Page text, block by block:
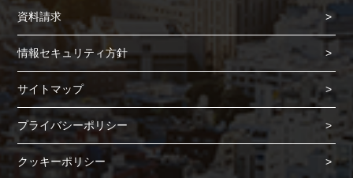
資料請求
情報セキュリティ方針
サイトマップ
プライバシーポリシー
クッキーポリシー
プライバシー情報
お客様が当サイトを訪れると、ブラウザに情報が保存される、またはブラウ
ザに保存された情報が取得されることがあります。情報の主な保存先は
Cookie であり、対象となるのはサイト訪問者に関する情報、サイト訪問者
による設定、デバイス情報などです。これらの情報はサイトを正常に機能さ
せる目的を中心に使われます。個人を直接特定できる情報が保存されること
は通常ありませんが、Web サイトのパーソナライズに使われることはあり
ます。鈴与シンワートではプライバシーの権利を尊重しており、一部の
Cookie については有効化を拒否できるよう配慮しています。各カテゴリを
クリックすることで、それらの Cookie に関する詳細を確認し、当サイトに
おけるデフォルト設定を変更できます。ただし、一部の Cookie を無効化し